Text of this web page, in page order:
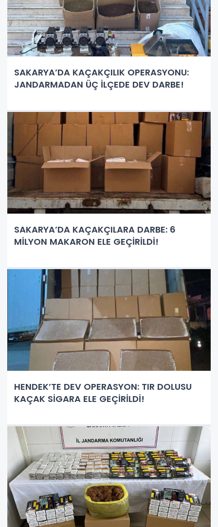
SAKARYA’DA KAÇAKÇILIK OPERASYONU:
JANDARMADAN ÜÇ İLÇEDE DEV DARBE!
SAKARYA’DA KAÇAKÇILARA DARBE: 6
MİLYON MAKARON ELE GEÇİRİLDİ!
HENDEK’TE DEV OPERASYON: TIR DOLUSU
KAÇAK SİGARA ELE GEÇİRİLDİ!